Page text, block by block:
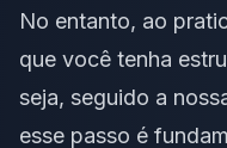
No entanto, ao
que você tenha
seja, seguido a
esse passo é